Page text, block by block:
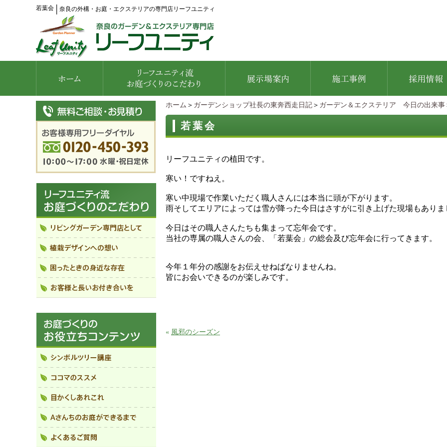
若葉会 奈良の外構・お庭・エクステリアの専門店リーフユニティ
ホーム ＞ ガーデンショップ社長の東奔西走日記 ＞ ガーデン＆エクステリア 今日の出来事
若葉会
リーフユニティの植田です。
寒い！ですねえ。
寒い中現場で作業いただく職人さんには本当に頭が下がります。
雨そしてエリアによっては雪が降った今日はさすがに引き上げた現場もありま
今日はその職人さんたちも集まって忘年会です。
当社の専属の職人さんの会、「若葉会」の総会及び忘年会に行ってきます。
今年１年分の感謝をお伝えせねばなりませんね。
皆にお会いできるのが楽しみです。
« 風邪のシーズン